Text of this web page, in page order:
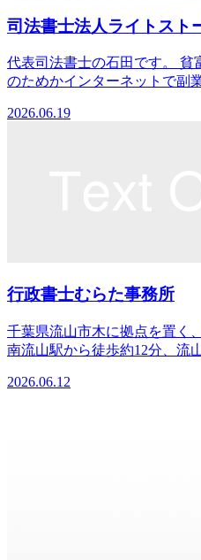
司法書士法人ライトスト
代表司法書士の石田です。 貧
のためかインターネットで副
2026.06.19
行政書士むらた事務所
千葉県流山市木に拠点を置く
南流山駅から徒歩約12分、流
2026.06.12